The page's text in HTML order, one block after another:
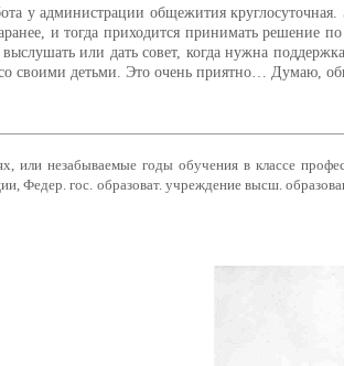
у администрации общежития
и тогда приходится принимать решение
или дать совет, когда нужна
своими детьми. Это очень приятно… Думаю,
или незабываемые годы обучения в классе
Федер. гос. образоват. учреждение высш.